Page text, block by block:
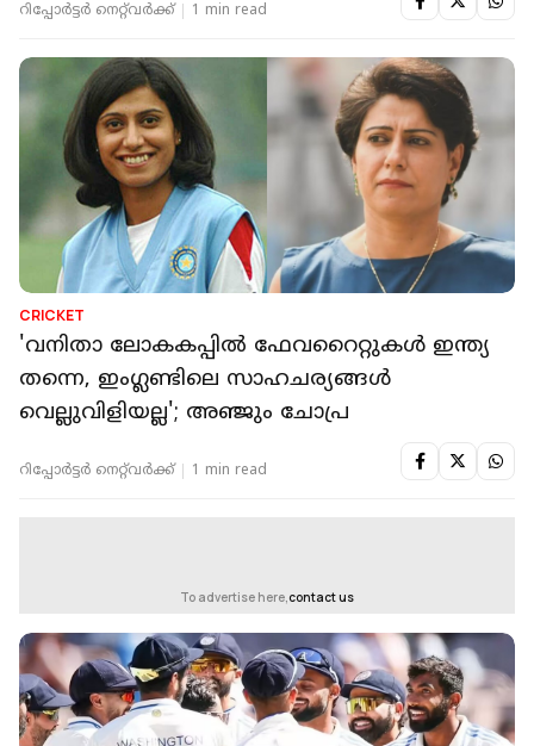
റിപ്പോർട്ടർ നെറ്റ്‌വര്‍ക്ക്‌ 1 min read
CRICKET
'വനിതാ ലോകകപ്പില്‍ ഫേവറൈറ്റുകള്‍ ഇന്ത്യ
തന്നെ, ഇംഗ്ലണ്ടിലെ സാഹചര്യങ്ങള്‍
വെല്ലുവിളിയല്ല'; അഞ്ജും ചോപ്ര
റിപ്പോർട്ടർ നെറ്റ്‌വര്‍ക്ക്‌ 1 min read
To advertise here,contact us